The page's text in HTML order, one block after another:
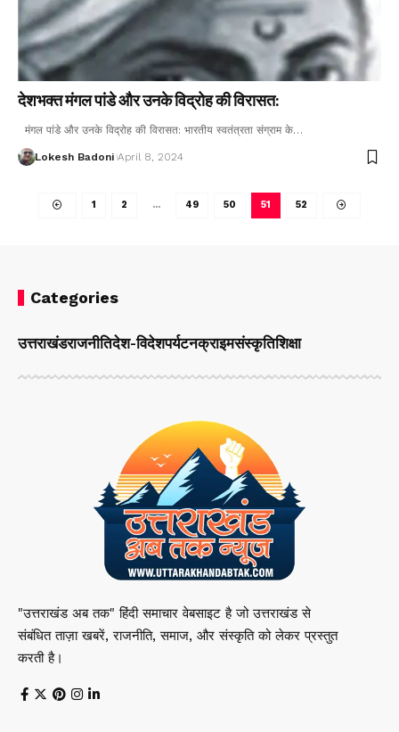
देशभक्त मंगल पांडे और उनके विद्रोह की विरासत:
मंगल पांडे और उनके विद्रोह की विरासत: भारतीय स्वतंत्रता संग्राम के…
Lokesh Badoni April 8, 2024
1 2 … 49 50 51 52
Categories
उत्तराखंडराजनीतिदेश-विदेशपर्यटनक्राइमसंस्कृतिशिक्षा
"उत्तराखंड अब तक" हिंदी समाचार वेबसाइट है जो उत्तराखंड से
संबंधित ताज़ा खबरें, राजनीति, समाज, और संस्कृति को लेकर प्रस्तुत
करती है।